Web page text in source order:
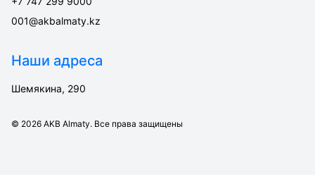
001@akbalmaty.kz
Наши адреса
Шемякина, 290
© 2026 AKB Almaty. Все права защищены